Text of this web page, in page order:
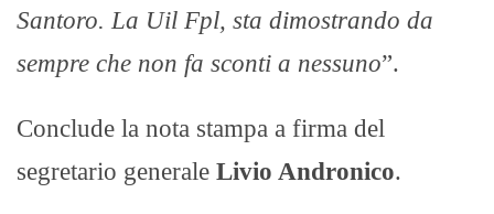
Santoro. La Uil Fpl, sta dimostrando da
sempre che non fa sconti a nessuno”.
Conclude la nota stampa a firma del
segretario generale Livio Andronico.